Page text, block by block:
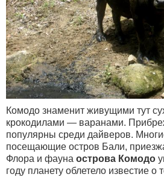
Комодо знаменит живущими тут
крокодилами — варанами.
популярны среди дайверов.
посещающие остров Бали,
Флора и фауна острова Комодо
году планету облетело известие о